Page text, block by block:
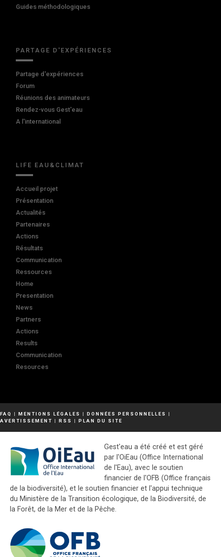
Guides méthodologiques
PARTAGE D'EXPÉRIENCES
Partage d'expériences
Forum
Réunions des animateurs
Rendez-vous Gest'eau
A l'international
LIFE EAU&CLIMAT
Accueil projet
Présentation
Actualités
Partenaires
Actions
Résultats
Communication
Ressources
Home
Presentation
News
Partners
Actions
Results
Communication
Resources
FAQ | MENTIONS LÉGALES | DONNÉES PERSONNELLES
|
AVERTISSEMENT | RSS | PLAN DU SITE
Gest'eau a été créé et est géré
par l'OiEau (Office International
de l'Eau), avec le soutien
financier de l'OFB (Office français
de la biodiversité), et le soutien financier et l'appui technique
du Ministère de la Transition écologique, de la Biodiversité, de
la Forêt, de la Mer et de la Pêche.